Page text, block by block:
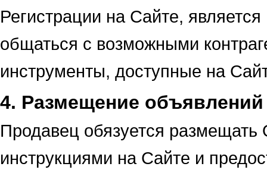
Регистрации на Сайте,
общаться с возможными
инструменты, доступные на
4. Размещение объявлений
Продавец обязуется размещать
инструкциями на Сайте и